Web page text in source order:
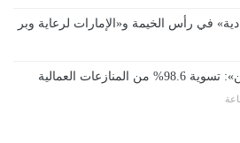
في رأس الخيمة و«الإمارات لرعاية وبر
«الموارد البشرية والتوطين»: تسوية 98.6% من المنازعات العمالية